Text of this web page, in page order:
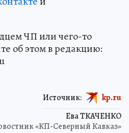
ЧП или чего-то
об этом в редакцию:
Ева ТКАЧЕНКО
«КП-Северный Кавказ»
Источник: kp.ru